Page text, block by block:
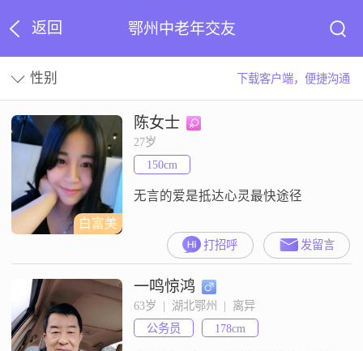
返回 鄂州中老年交友
性别 下载客户端，便捷沟通
白富美
陈女士
27岁
150cm
无言的爱是抵达心灵最快途径
打招呼 发留言
一鸣惊鸿
63岁  |  湖北鄂州  |  离异
公务员
178cm